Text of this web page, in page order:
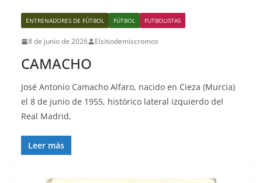
ENTRENADORES DE FÚTBOL FÚTBOL FUTBOLISTAS
8 de junio de 2026 Elsitiodemiscromos
CAMACHO
José Antonio Camacho Alfaro, nacido en Cieza (Murcia)
el 8 de junio de 1955, histórico lateral izquierdo del
Real Madrid,
Leer más